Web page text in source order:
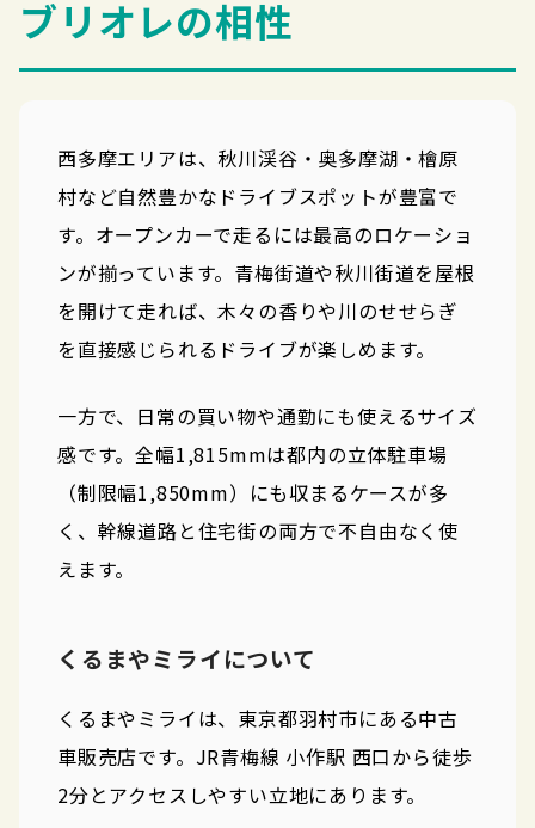
ブリオレの相性
西多摩エリアは、秋川渓谷・奥多摩湖・檜原
村など自然豊かなドライブスポットが豊富で
す。オープンカーで走るには最高のロケーショ
ンが揃っています。青梅街道や秋川街道を屋根
を開けて走れば、木々の香りや川のせせらぎ
を直接感じられるドライブが楽しめます。
一方で、日常の買い物や通勤にも使えるサイズ
感です。全幅1,815mmは都内の立体駐車場
（制限幅1,850mm）にも収まるケースが多
く、幹線道路と住宅街の両方で不自由なく使
えます。
くるまやミライについて
くるまやミライは、東京都羽村市にある中古
車販売店です。JR青梅線 小作駅 西口から徒歩
2分とアクセスしやすい立地にあります。